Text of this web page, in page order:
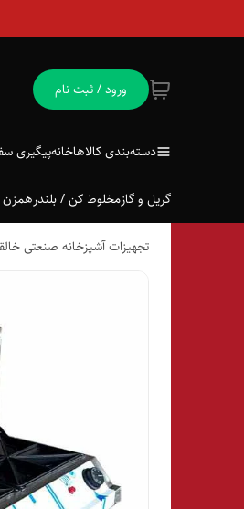
ورود / ثبت نام
دسته‌بندی کالاهاخانهپیگیری
گریل و گازمخلوط کن / بلندرهمزن
تجهیزات آشپزخانه صنعتی